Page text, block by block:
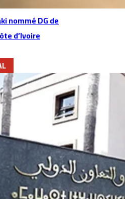
nommé DG de
d’Ivoire